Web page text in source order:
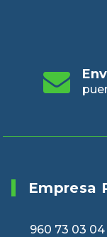
Empresa
960 73 03 04